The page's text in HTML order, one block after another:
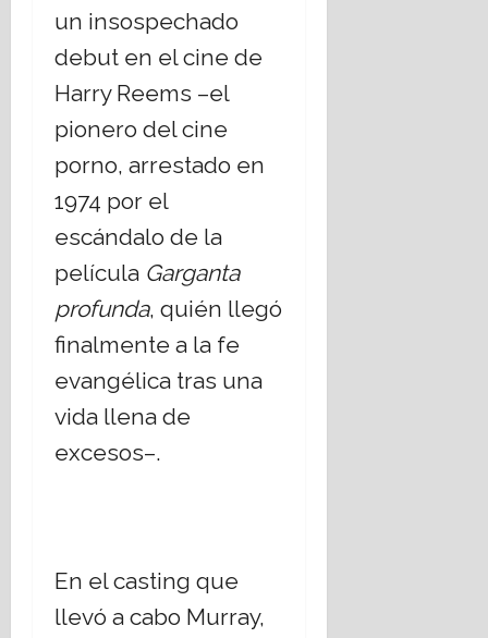
un insospechado
debut en el cine de
Harry Reems –el
pionero del cine
porno, arrestado en
1974 por el
escándalo de la
película Garganta
profunda, quién llegó
finalmente a la fe
evangélica tras una
vida llena de
excesos–.
En el casting que
llevó a cabo Murray,